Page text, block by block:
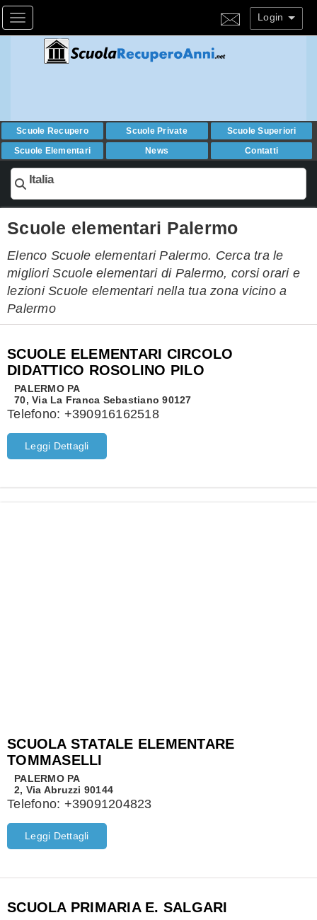
Toggle navigation Login
Scuole Recupero Scuole Private
Scuole Superiori
Scuole Elementari
News Contatti
Italia
Scuole elementari Palermo
Elenco Scuole elementari Palermo. Cerca tra le
migliori Scuole elementari di Palermo, corsi orari e
lezioni Scuole elementari nella tua zona vicino a
Palermo
SCUOLE ELEMENTARI CIRCOLO
DIDATTICO ROSOLINO PILO
PALERMO PA
70, Via La Franca Sebastiano 90127
Telefono: +390916162518
Leggi Dettagli
SCUOLA STATALE ELEMENTARE
TOMMASELLI
PALERMO PA
2, Via Abruzzi 90144
Telefono: +39091204823
Leggi Dettagli
SCUOLA PRIMARIA E. SALGARI